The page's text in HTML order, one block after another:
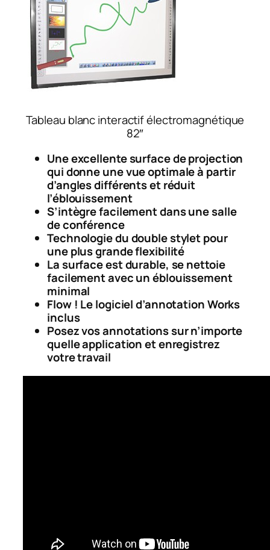
Tableau blanc interactif électromagnétique
82″
Une excellente surface de projection
qui donne une vue optimale à partir
d’angles différents et réduit
l’éblouissement
S’intègre facilement dans une salle
de conférence
Technologie du double stylet pour
une plus grande flexibilité
La surface est durable, se nettoie
facilement avec un éblouissement
minimal
Flow ! Le logiciel d’annotation Works
inclus
Posez vos annotations sur n’importe
quelle application et enregistrez
votre travail